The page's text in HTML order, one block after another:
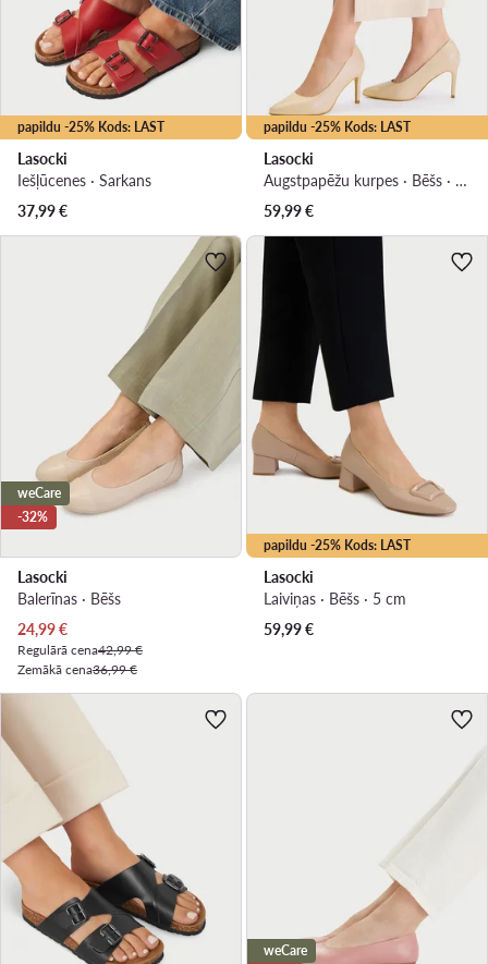
papildu -25% Kods: LAST
Lasocki
Iešļūcenes · Sarkans
37,99€
papildu -25% Kods: LAST
Lasocki
Augstpapēžu kurpes · Bēšs · 9 cm
59,99€
weCare
-32%
Lasocki
Balerīnas · Bēšs
Pašreizējā cena
24,99€
Regulārā cena42,99 €
Zemākā cena36,99 €
papildu -25% Kods: LAST
Lasocki
Laiviņas · Bēšs · 5 cm
59,99€
weCare